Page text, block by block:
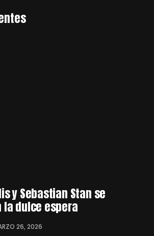
y Sebastian Stan se
dulce espera
26, 2026